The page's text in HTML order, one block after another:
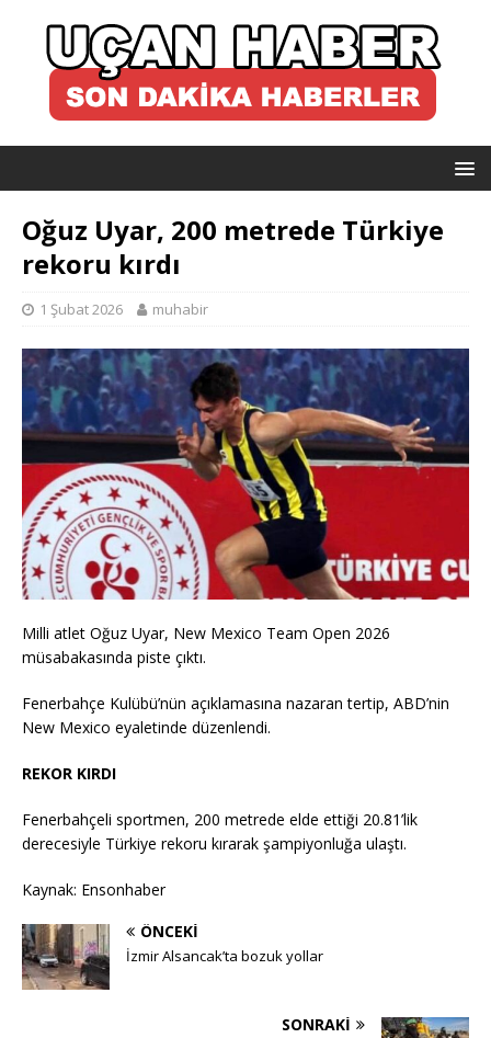
Oğuz Uyar, 200 metrede Türkiye
rekoru kırdı
1 Şubat 2026 muhabir
Milli atlet Oğuz Uyar, New Mexico Team Open 2026
müsabakasında piste çıktı.
Fenerbahçe Kulübü’nün açıklamasına nazaran tertip, ABD’nin
New Mexico eyaletinde düzenlendi.
REKOR KIRDI
Fenerbahçeli sportmen, 200 metrede elde ettiği 20.81’lik
derecesiyle Türkiye rekoru kırarak şampiyonluğa ulaştı.
Kaynak: Ensonhaber
ÖNCEKI
İzmir Alsancak’ta bozuk yollar
SONRAKI